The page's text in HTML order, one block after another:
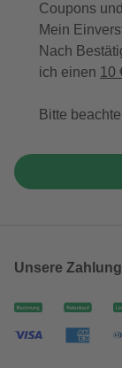
Coupons
Mein
Nach
ich einen 10
Bitte
Unsere